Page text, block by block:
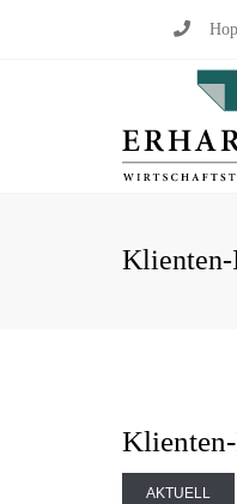
AKTUELL